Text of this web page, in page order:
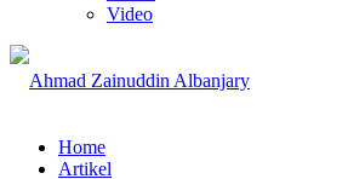
Video
Home
Artikel